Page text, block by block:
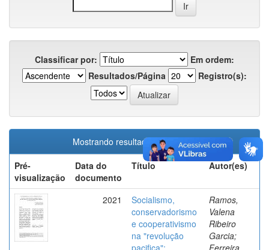
Classificar por:
Em ordem:
Resultados/Página
Registro(s):
Mostrando resultados 1 a 2 de 2
Pré-
visualização
Data do
documento
Título Autor(es)
2021
Socialismo,
conservadorismo
e cooperativismo
na "revolução
pacifica":
Ramos,
Valena
Ribeiro
Garcia;
Ferreira,